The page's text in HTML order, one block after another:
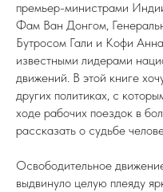
премьер-министрами
Фам Ван Донгом,
Бутросом Гали и Кофи
известными лидерами
движений. В этой книге
других политиках, с
ходе рабочих поездок в
рассказать о судьбе
Освободительное
выдвинуло целую плеяду